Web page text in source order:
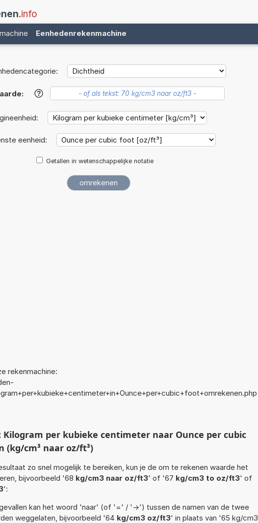
.info
Eenhedenrekenmachine
?
eenheid:
Getallen in wetenschappelijke notatie
rekenmachine:
Kilogram per kubieke centimeter naar Ounce per cubic
(kg/cm³ naar oz/ft³)
zo snel mogelijk te bereiken, kun je de om te rekenen waarde het
bijvoorbeeld '68 kg/cm3 naar oz/ft3' of '67 kg/cm3 to oz/ft3' of
':
kan het woord 'naar' (of '=' / '->') tussen de namen van de twee
weggelaten, bijvoorbeeld '64 kg/cm3 oz/ft3' in plaats van '65 kg/cm3